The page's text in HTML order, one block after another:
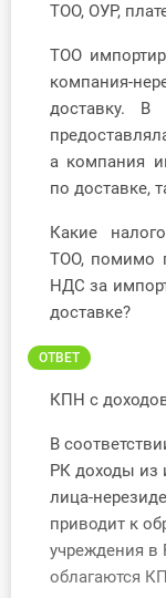
Справочник
Участник ВЭД
Практика ИП
Кадры. Труд.
Учет по
Обучение
Тарифы
бухгалтера
ТОО, ОУР,
ТОО
компания-
доставку. В
а компания
по доставке,
Какие
ТОО, помимо
НДС за
доставке?
ОТВЕТ
КПН с
В
РК доходы из
лица-
приводит к
учреждения в
облагаются